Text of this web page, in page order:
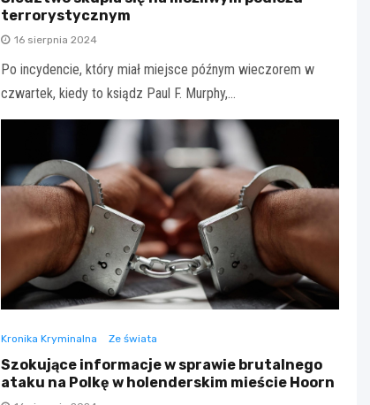
terrorystycznym
16 sierpnia 2024
Po incydencie, który miał miejsce późnym wieczorem w
czwartek, kiedy to ksiądz Paul F. Murphy,…
Kronika Kryminalna Ze świata
Szokujące informacje w sprawie brutalnego
ataku na Polkę w holenderskim mieście Hoorn